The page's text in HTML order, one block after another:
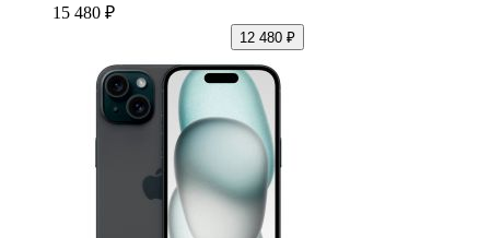
15 480 ₽
12 480 ₽